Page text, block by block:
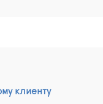
клиенту